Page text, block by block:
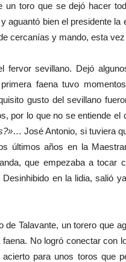
un toro que se dejó hacer
aguantó bien el presidente
cercanías y mando, esta
fervor sevillano. Dejó
faena tuvo
gusto del sevillano
por lo que no se entiende
… José Antonio, si tuviera
últimos años en la
que empezaba a tocar
en la lidia, salió
de Talavante, un torero que
No logró conectar con
para unos toros que